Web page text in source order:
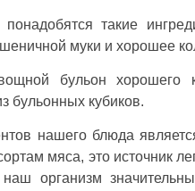
такие
муки и хорошее
бульон хорошего
бульонных кубиков.
нашего блюда
мяса, это источник
организм